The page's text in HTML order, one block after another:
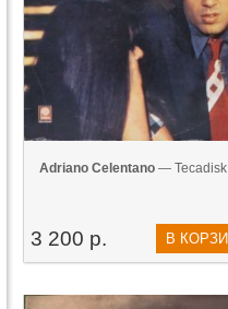
Adriano Celentano —
3 200 р. В